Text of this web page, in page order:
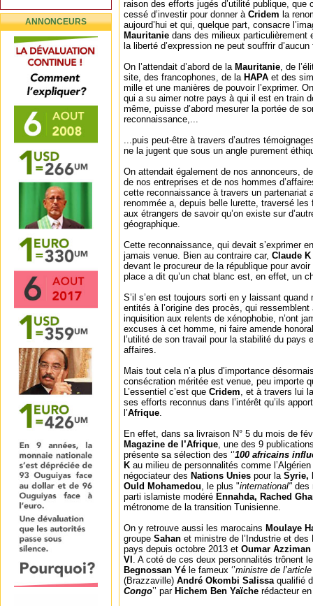
ANNONCEURS
raison des efforts jugés d’utilité publique, que
cessé d’investir pour donner à Cridem la
aujourd’hui et qui, quelque part, consacre
Mauritanie dans des milieux particulièrement
la liberté d’expression ne peut souffrir
On l’attendait d’abord de la Mauritanie, de
site, des francophones, de la HAPA et des
mille et une manières de pouvoir l’exprimer.
qui a su aimer notre pays à qui il est en train
même, puisse d’abord mesurer la portée de
reconnaissance,...
...puis peut-être à travers d’autres
ne la jugent que sous un angle purement
On attendait également de nos annonceurs,
de nos entreprises et de nos hommes
cette reconnaissance à travers un partenariat
renommée a, depuis belle lurette, traversé
aux étrangers de savoir qu’on existe sur
géographique.
Cette reconnaissance, qui devait s’exprimer
jamais venue. Bien au contraire car, Claude K
devant le procureur de la république pour avoir
place a dit qu’un chat blanc est, en effet, un
S’il s’en est toujours sorti en y laissant
entités à l’origine des procès, qui ressemblent
inquisition aux relents de xénophobie, n’ont
excuses à cet homme, ni faire amende
l’utilité de son travail pour la stabilité du pays
affaires.
Mais tout cela n’a plus d’importance
consécration méritée est venue, peu importe
L’essentiel c’est que Cridem, et à travers lui
ses efforts reconnus dans l’intérêt qu’ils
l’Afrique.
En effet, dans sa livraison N° 5 du mois de
Magazine de l’Afrique, une des 9
présente sa sélection des ‘’100 africains
K au milieu de personnalités comme l’Algérien
négociateur des Nations Unies pour la Syrie,
Ould Mohamedou, le plus "international" des
parti islamiste modéré Ennahda, Rached
métronome de la transition Tunisienne.
On y retrouve aussi les marocains Moulaye
groupe Sahan et ministre de l’Industrie et
pays depuis octobre 2013 et Oumar Azziman
VI . A coté de ces deux personnalités trônent
Begnossan Yé le fameux ‘’ministre de
(Brazzaville) André Okombi Salissa qualifié
Congo’’ par Hichem Ben Yaïche rédacteur